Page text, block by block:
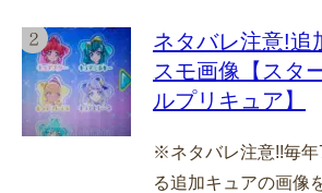
ネタバレ注意!追
スモ画像【スタ
ルプリキュア】
※ネタバレ注意!!毎
る追加キュアの画像